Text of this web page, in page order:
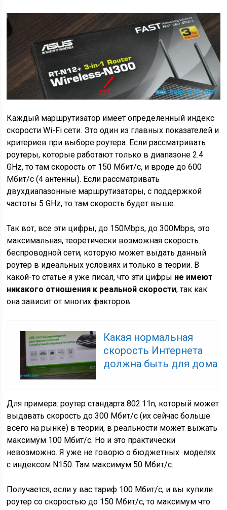
Каждый маршрутизатор имеет определенный индекс
скорости Wi-Fi сети. Это один из главных показателей и
критериев при выборе роутера. Если рассматривать
роутеры, которые работают только в диапазоне 2.4
GHz, то там скорость от 150 Мбит/с, и вроде до 600
Мбит/с (4 антенны). Если рассматривать
двухдиапазонные маршрутизаторы, с поддержкой
частоты 5 GHz, то там скорость будет выше.
Так вот, все эти цифры, до 150Mbps, до 300Mbps, это
максимальная, теоретически возможная скорость
беспроводной сети, которую может выдать данный
роутер в идеальных условиях и только в теории. В
какой-то статье я уже писал, что эти цифры не имеют
никакого отношения к реальной скорости, так как
она зависит от многих факторов.
Какая нормальная
скорость Интернета
должна быть для дома
Для примера: роутер стандарта 802.11n, который может
выдавать скорость до 300 Мбит/с(их сейчас больше
всего на рынке) в теории, в реальности может выжать
максимум 100 Мбит/с. Но и это практически
невозможно. Я уже не говорю о бюджетных моделях
с индексом N150. Там максимум 50 Мбит/с.
Получается, если у вас тариф 100 Мбит/с, и вы купили
роутер со скоростью до 150 Мбит/с, то максимум что